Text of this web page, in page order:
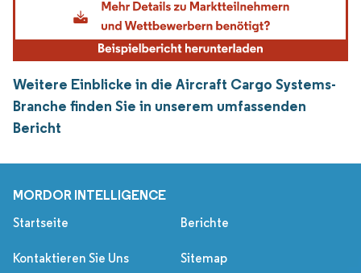
Weitere Einblicke in die Aircraft Cargo Systems-
Branche finden Sie in unserem umfassenden
Bericht
MORDOR INTELLIGENCE
Startseite Berichte
Kontaktieren Sie Uns Sitemap